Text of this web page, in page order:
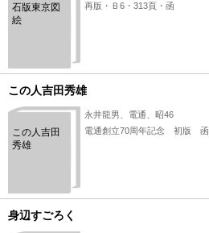
石版東京図
絵
再版・Ｂ6・313頁・函
この人吉田秀雄
この人吉田
秀雄
永井龍男、電通、昭46
電通創立70周年記念 初版 函
身辺すごろく